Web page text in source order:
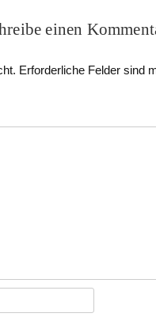
einen
Erforderliche Felder sind